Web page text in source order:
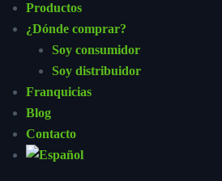
Productos
¿Dónde comprar?
Soy consumidor
Soy distribuidor
Franquicias
Blog
Contacto